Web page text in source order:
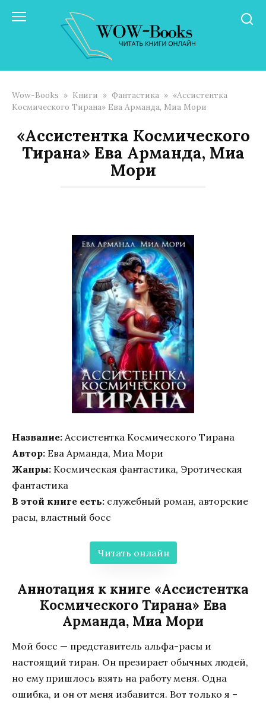
Wow-Books » Книги » Фантастика » «Ассистентка
Космического Тирана» Ева Арманда, Миа Мори
«Ассистентка Космического
Тирана» Ева Арманда, Миа
Мори
Название: Ассистентка Космического Тирана
Автор: Ева Арманда, Миа Мори
Жанры: Космическая фантастика, Эротическая
фантастика
В этой книге есть: служебный роман, авторские
расы, властный босс
Читать онлайн
Аннотация к книге «Ассистентка
Космического Тирана» Ева
Арманда, Миа Мори
Мой босс — представитель альфа-расы и
настоящий тиран. Он презирает обычных людей,
но ему пришлось взять на работу меня. Одна
ошибка, и он от меня избавится. Вот только я –